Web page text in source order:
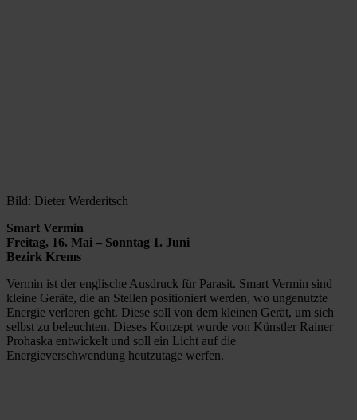
Bild: Dieter Werderitsch
Smart Vermin
Freitag, 16. Mai – Sonntag 1. Juni
Bezirk Krems
Vermin ist der englische Ausdruck für Parasit. Smart Vermin sind
kleine Geräte, die an Stellen positioniert werden, wo ungenutzte
Energie verloren geht. Diese soll von dem kleinen Gerät, um sich
selbst zu beleuchten. Dieses Konzept wurde von Künstler Rainer
Prohaska entwickelt und soll ein Licht auf die
Energieverschwendung heutzutage werfen.